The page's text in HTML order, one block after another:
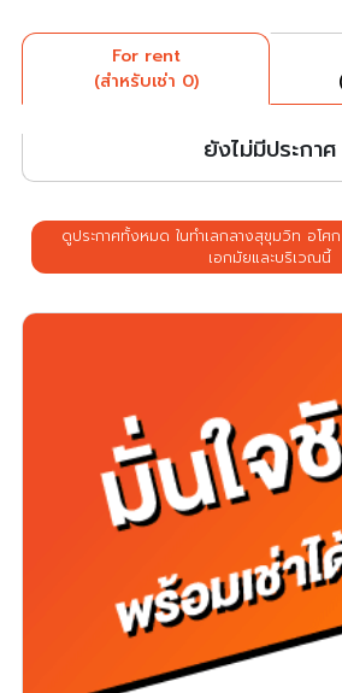
For rent
(สำหรับเช่า 0)
ยังไม่มีประกาศ
ดูประกาศทั้งหมด ในทำเลกลางสุขุมวิท อโ
เอกมัยและบริเวณนี้